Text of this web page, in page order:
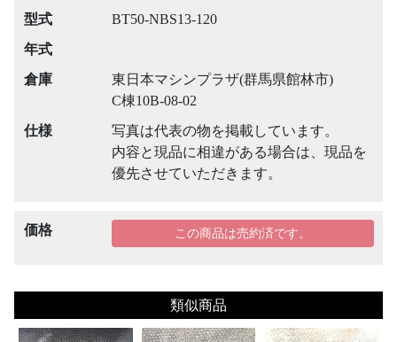
型式
BT50-NBS13-120
年式
倉庫
東日本マシンプラザ(群馬県館林市)
C棟10B-08-02
仕様
写真は代表の物を掲載しています。
内容と現品に相違がある場合は、現品を
優先させていただきます。
価格 この商品は売約済です。
類似商品